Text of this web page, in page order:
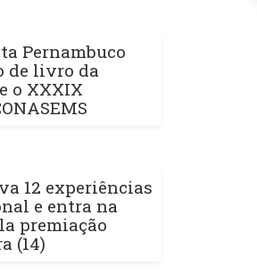
Pernambuco
de livro da
o XXXIX
12 experiências
e entra na
premiação
(14)